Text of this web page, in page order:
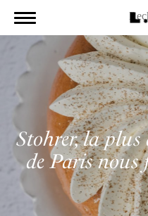
Stohrer, la plus
de Paris nous